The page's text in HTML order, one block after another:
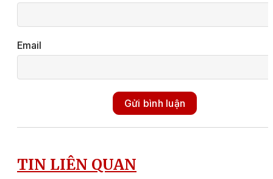
Email
Gửi bình luận
TIN LIÊN QUAN